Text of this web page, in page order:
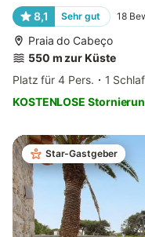
8,1 Sehr gut 18
Praia do Cabeço
550 m zur Küste
Platz für 4 Pers.
1
KOSTENLOSE
Star-Gastgeber